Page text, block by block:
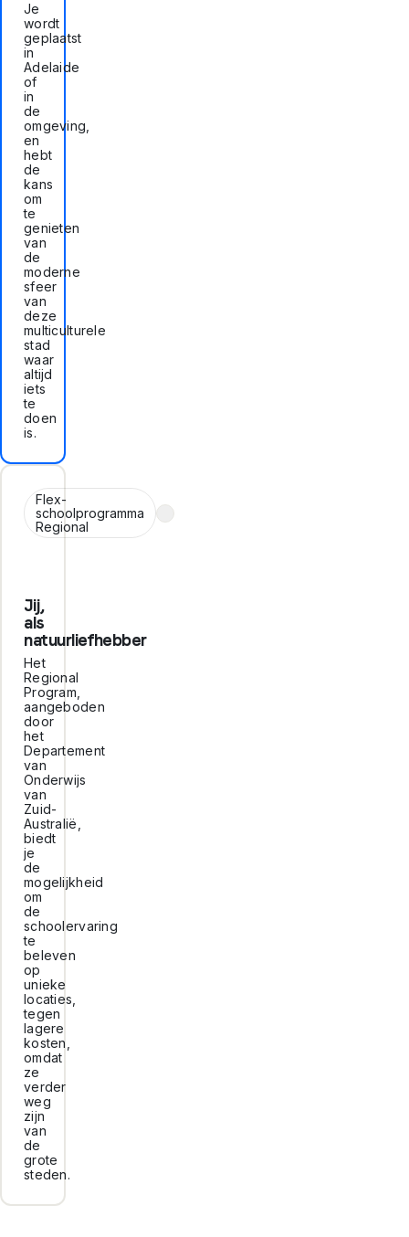
Je
wordt
geplaatst
in
Adelaide
of
in
de
omgeving,
en
hebt
de
kans
om
te
genieten
van
de
moderne
sfeer
van
deze
multiculturele
stad
waar
altijd
iets
te
doen
is.
Flex-
schoolprogramma
Regional
Jij,
als
natuurliefhebber
Het
Regional
Program,
aangeboden
door
het
Departement
van
Onderwijs
van
Zuid-
Australië,
biedt
je
de
mogelijkheid
om
de
schoolervaring
te
beleven
op
unieke
locaties,
tegen
lagere
kosten,
omdat
ze
verder
weg
zijn
van
de
grote
steden.